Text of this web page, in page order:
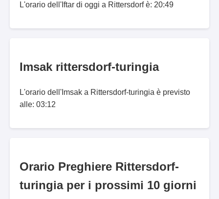
L'orario dell'Iftar di oggi a Rittersdorf è: 20:49
Imsak rittersdorf-turingia
L'orario dell'Imsak a Rittersdorf-turingia è previsto
alle: 03:12
Orario Preghiere Rittersdorf-
turingia per i prossimi 10 giorni